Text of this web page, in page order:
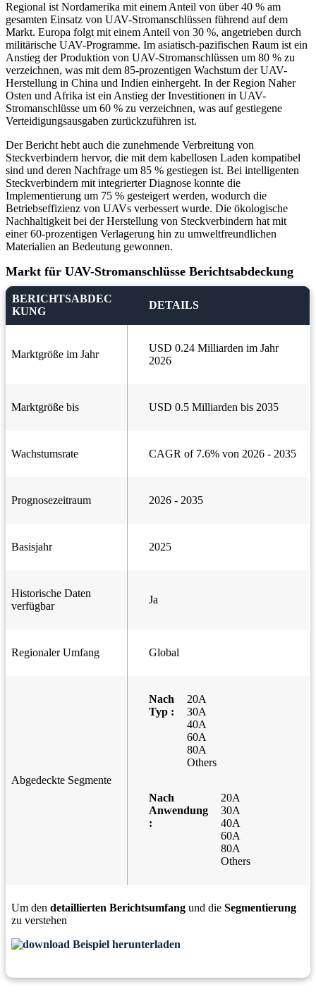
Regional ist Nordamerika mit einem Anteil von über 40 % am
gesamten Einsatz von UAV-Stromanschlüssen führend auf dem
Markt. Europa folgt mit einem Anteil von 30 %, angetrieben durch
militärische UAV-Programme. Im asiatisch-pazifischen Raum ist ein
Anstieg der Produktion von UAV-Stromanschlüssen um 80 % zu
verzeichnen, was mit dem 85-prozentigen Wachstum der UAV-
Herstellung in China und Indien einhergeht. In der Region Naher
Osten und Afrika ist ein Anstieg der Investitionen in UAV-
Stromanschlüsse um 60 % zu verzeichnen, was auf gestiegene
Verteidigungsausgaben zurückzuführen ist.
Der Bericht hebt auch die zunehmende Verbreitung von
Steckverbindern hervor, die mit dem kabellosen Laden kompatibel
sind und deren Nachfrage um 85 % gestiegen ist. Bei intelligenten
Steckverbindern mit integrierter Diagnose konnte die
Implementierung um 75 % gesteigert werden, wodurch die
Betriebseffizienz von UAVs verbessert wurde. Die ökologische
Nachhaltigkeit bei der Herstellung von Steckverbindern hat mit
einer 60-prozentigen Verlagerung hin zu umweltfreundlichen
Materialien an Bedeutung gewonnen.
Markt für UAV-Stromanschlüsse Berichtsabdeckung
BERICHTSABDEC
KUNG
DETAILS
Marktgröße im Jahr
USD 0.24 Milliarden im Jahr
2026
Marktgröße bis USD 0.5 Milliarden bis 2035
Wachstumsrate CAGR of 7.6% von 2026 - 2035
Prognosezeitraum 2026 - 2035
Basisjahr 2025
Historische Daten
verfügbar
Ja
Regionaler Umfang Global
Abgedeckte Segmente
Nach
Typ :
20A
30A
40A
60A
80A
Others
Nach
Anwendung
:
20A
30A
40A
60A
80A
Others
Um den detaillierten Berichtsumfang und die Segmentierung
zu verstehen
Beispiel herunterladen